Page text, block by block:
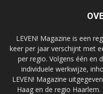
LEVEN! Magazine is een
keer per jaar verschijnt met
per regio. Volgens één en
individuele werkwijze,
LEVEN! Magazine
Haag en de regio